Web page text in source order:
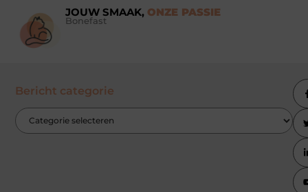
JOUW SMAAK, ONZE PASSIE
Bonefast
Bericht categorie